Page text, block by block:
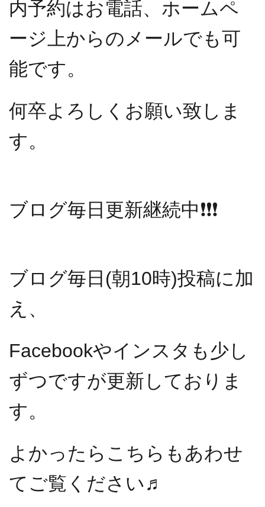
内予約はお電話、ホームペ
ージ上からのメールでも可
能です。
何卒よろしくお願い致しま
す。
ブログ毎日更新継続中❗️❗️❗️
ブログ毎日(朝10時)投稿に加
え、
Facebookやインスタも少し
ずつですが更新しておりま
す。
よかったらこちらもあわせ
てご覧ください♬